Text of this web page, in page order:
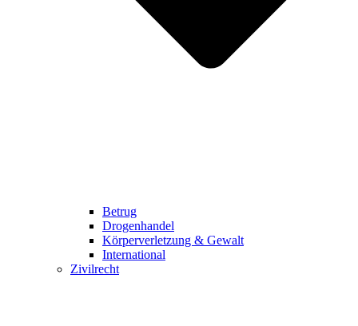
Betrug
Drogenhandel
Körperverletzung & Gewalt
International
Zivilrecht